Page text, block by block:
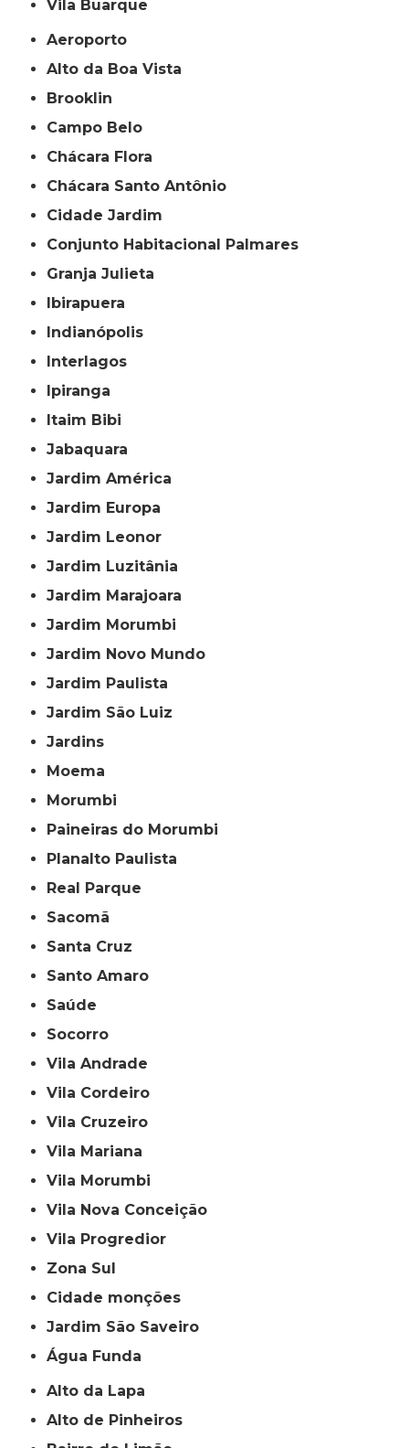
Vila Buarque
Aeroporto
Alto da Boa Vista
Brooklin
Campo Belo
Chácara Flora
Chácara Santo Antônio
Cidade Jardim
Conjunto Habitacional Palmares
Granja Julieta
Ibirapuera
Indianópolis
Interlagos
Ipiranga
Itaim Bibi
Jabaquara
Jardim América
Jardim Europa
Jardim Leonor
Jardim Luzitânia
Jardim Marajoara
Jardim Morumbi
Jardim Novo Mundo
Jardim Paulista
Jardim São Luiz
Jardins
Moema
Morumbi
Paineiras do Morumbi
Planalto Paulista
Real Parque
Sacomã
Santa Cruz
Santo Amaro
Saúde
Socorro
Vila Andrade
Vila Cordeiro
Vila Cruzeiro
Vila Mariana
Vila Morumbi
Vila Nova Conceição
Vila Progredior
Zona Sul
cidade monções
jardim São Saveiro
Água Funda
Alto da Lapa
Alto de Pinheiros